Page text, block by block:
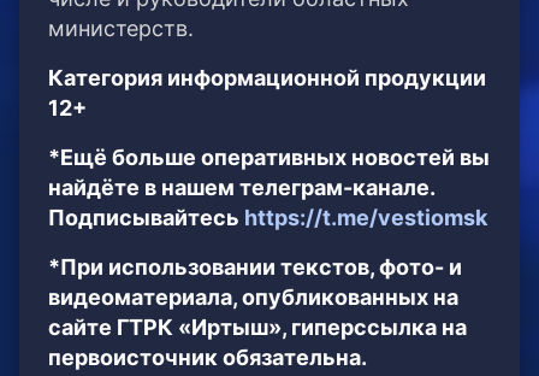
министерств.
Категория информационной продукции
12+
*Ещё больше оперативных новостей вы
найдёте в нашем телеграм-канале.
Подписывайтесь https://t.me/vestiomsk
*При использовании текстов, фото- и
видеоматериала, опубликованных на
сайте ГТРК «Иртыш», гиперссылка на
первоисточник обязательна.